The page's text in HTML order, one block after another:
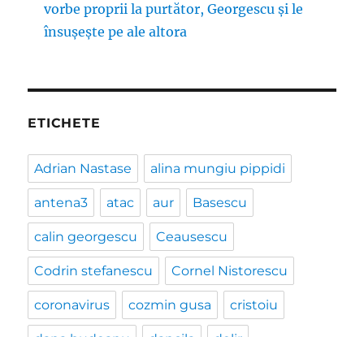
vorbe proprii la purtător, Georgescu și le
însușește pe ale altora
ETICHETE
Adrian Nastase alina mungiu pippidi
antena3 atac aur Basescu
calin georgescu Ceausescu
Codrin stefanescu Cornel Nistorescu
coronavirus cozmin gusa cristoiu